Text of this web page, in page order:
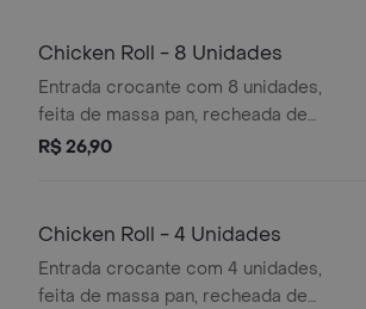
Chicken Roll - 8 Unidades
Entrada crocante com 8 unidades,
feita de massa pan, recheada de
frango desfiado, queijo e molho de
parmesão ralado.
R$ 26,90
Chicken Roll - 4 Unidades
Entrada crocante com 4 unidades,
feita de massa pan, recheada de